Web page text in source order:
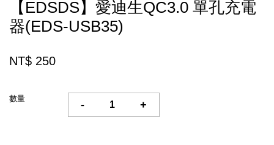
【EDSDS】愛迪生QC3.0 單孔充電
器(EDS-USB35)
NT$ 250
數量
- +